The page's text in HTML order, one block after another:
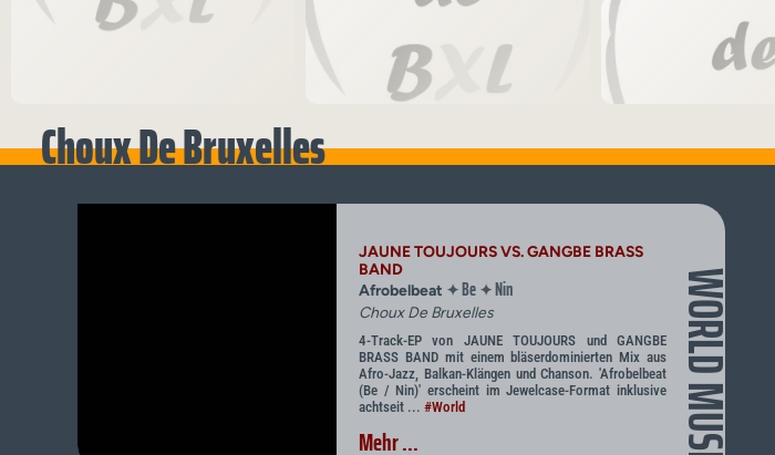
Choux De Bruxelles
WORLD MUSIC
JAUNE TOUJOURS VS. GANGBE BRASS
BAND
Afrobelbeat ✦Be✦Nin
Choux De Bruxelles
4-Track-EP von JAUNE TOUJOURS und GANGBE
BRASS BAND mit einem bläserdominierten Mix aus
Afro-Jazz, Balkan-Klängen und Chanson. 'Afrobelbeat
(Be / Nin)' erscheint im Jewelcase-Format inklusive
achtseit ... #World
Mehr ...